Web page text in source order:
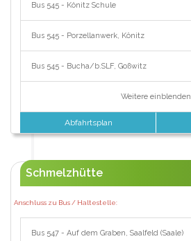
Bus 545 - Könitz Schule
Bus 545 - Porzellanwerk, Könitz
Bus 545 - Bucha/b.SLF, Goßwitz
Weitere einblenden
Abfahrtsplan
Schmelzhütte
Anschluss zu Bus / Haltestelle:
Bus 547 - Auf dem Graben, Saalfeld (Saale)